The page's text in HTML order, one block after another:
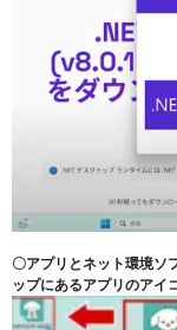
〇アプリとネット環境ソ
ップにあるアプリのアイ